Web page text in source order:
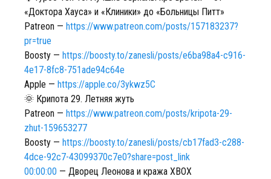
«Доктора Хауса» и «Клиники» до «Больницы Питт»
Patreon — https://www.patreon.com/posts/157183237?
pr=true
Boosty — https://boosty.to/zanesli/posts/e6ba98a4-c916-
4e17-8fc8-751ade94c64e
Apple — https://apple.co/3ykwz5C
🌞 Крипота 29. Летняя жуть
Patreon — https://www.patreon.com/posts/kripota-29-
zhut-159653277
Boosty — https://boosty.to/zanesli/posts/cb17fad3-c288-
4dce-92c7-43099370c7e0?share=post_link
00:00:00 — Дворец Леонова и кража XBOX